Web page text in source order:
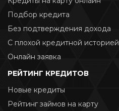
Подбор кредита
Без подтверждения дохода
С плохой кредитной историей
Онлайн заявка
РЕЙТИНГ КРЕДИТОВ
Новые кредиты
Рейтинг займов на карту